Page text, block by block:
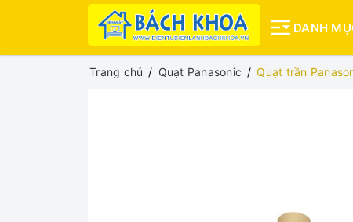
DANH
Trang chủ Quạt Panasonic Quạt trần